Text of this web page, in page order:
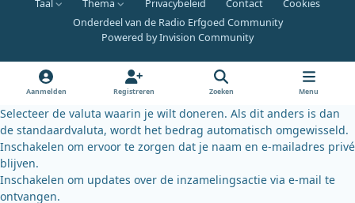
c
e
o
k
u
b
u
k
y
Taal Thema Privacybeleid Contact
Cookies
Onderdeel van de Radio Erfgoed Community
Powered byInvision Community
Aanmelden Registreren Zoeken Menu
Selecteer de valuta waarin je wilt doneren. Als dit anders is dan
de standaardvaluta, wordt het bedrag automatisch omgewisseld.
Inschakelen om ervoor te zorgen dat je naam en e-mailadres privé
blijven.
Inschakelen om updates over de inzamelingsactie via e-mail te
ontvangen.